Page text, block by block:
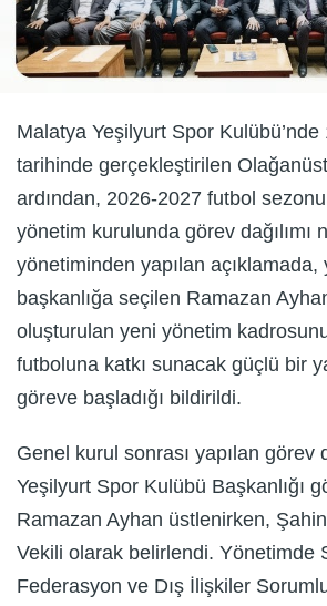
Malatya Yeşilyurt Spor
tarihinde gerçekleştirilen
ardından, 2026-2027 futbol
yönetim kurulunda görev dağılımı
yönetiminden yapılan açıklamada,
başkanlığa seçilen Ramazan
oluşturulan yeni yönetim
futboluna katkı sunacak güçlü bir
göreve başladığı bildirildi.
Genel kurul sonrası yapılan görev
Yeşilyurt Spor Kulübü Başkanlığı
Ramazan Ayhan üstlenirken,
Vekili olarak belirlendi. Yönetimde
Federasyon ve Dış İlişkiler